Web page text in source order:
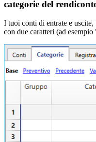
categorie del
I tuoi conti di entrate e uscite,
con due caratteri (ad